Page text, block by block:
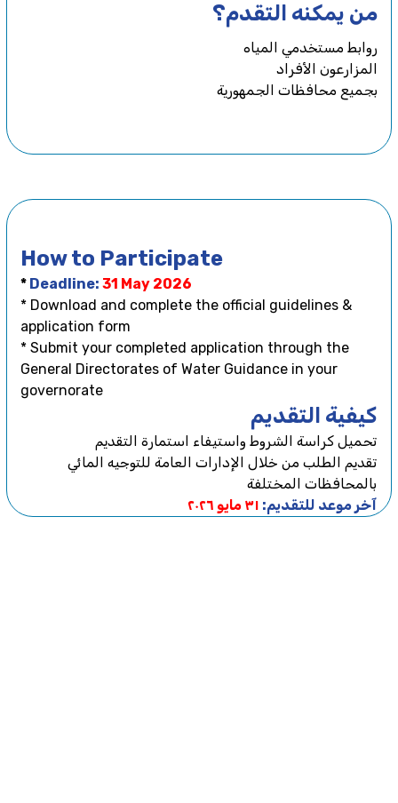
من يمكنه التقدم؟
روابط مستخدمي المياه
المزارعون الأفراد
بجميع محافظات الجمهورية
How to Participate
* Deadline: 31 May 2026
* Download and complete the official guidelines &
application form
* Submit your completed application through the
General Directorates of Water Guidance in your
governorate
كيفية التقديم
تحميل كراسة الشروط واستيفاء استمارة التقديم
تقديم الطلب من خلال الإدارات العامة للتوجيه المائي
بالمحافظات المختلفة
آخر موعد للتقديم: